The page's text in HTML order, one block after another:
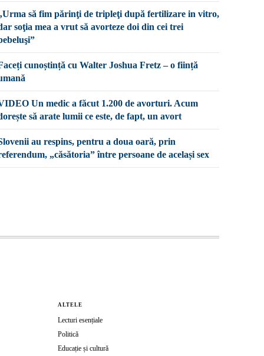
să fim părinţi de tripleţi după fertilizare in vitro,
soţia mea a vrut să avorteze doi din cei trei
cunoștință cu Walter Joshua Fretz – o ființă
Un medic a făcut 1.200 de avorturi. Acum
să arate lumii ce este, de fapt, un avort
au respins, pentru a doua oară, prin
„căsătoria” între persoane de același sex
ALTELE
Lecturi esențiale
Politică
Educație și cultură